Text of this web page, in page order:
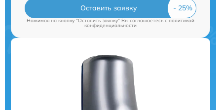
Оставить заявку
Нажимая на кнопку "Оставить заявку" Вы соглашаетесь cполитикой
конфиденциальности